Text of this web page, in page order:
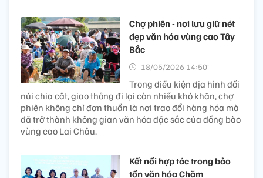
Chợ phiên - nơi lưu giữ nét
đẹp văn hóa vùng cao Tây
Bắc
18/05/2026 14:50’
Trong điều kiện địa hình đồi
núi chia cắt, giao thông đi lại còn nhiều khó khăn, chợ
phiên không chỉ đơn thuần là nơi trao đổi hàng hóa mà
đã trở thành không gian văn hóa đặc sắc của đồng bào
vùng cao Lai Châu.
Kết nối hợp tác trong bảo
tồn văn hóa Chăm